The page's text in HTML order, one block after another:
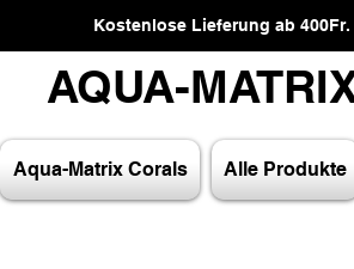
Kostenlose Lieferung ab
AQUA-
AQUA-
Aqua-Matrix Corals Alle Produkte